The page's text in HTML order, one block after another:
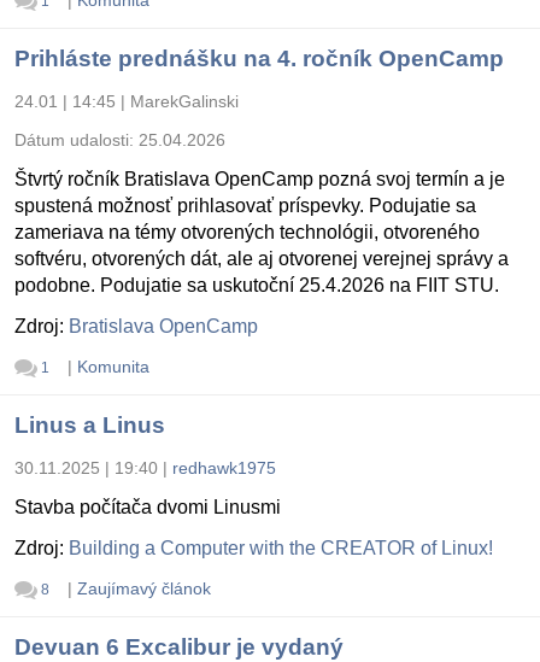
Prihláste prednášku na 4. ročník OpenCamp
24.01 | 14:45 | MarekGalinski
Dátum udalosti: 25.04.2026
Štvrtý ročník Bratislava OpenCamp pozná svoj termín a je
spustená možnosť prihlasovať príspevky. Podujatie sa
zameriava na témy otvorených technológii, otvoreného
softvéru, otvorených dát, ale aj otvorenej verejnej správy a
podobne. Podujatie sa uskutoční 25.4.2026 na FIIT STU.
Zdroj: Bratislava OpenCamp
1 | Komunita
Linus a Linus
30.11.2025 | 19:40 | redhawk1975
Stavba počítača dvomi Linusmi
Zdroj: Building a Computer with the CREATOR of Linux!
8 | Zaujímavý článok
Devuan 6 Excalibur je vydaný